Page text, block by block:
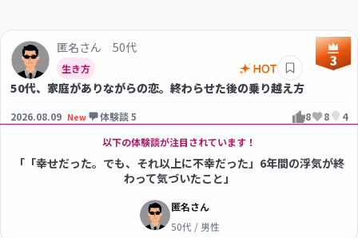
3
生き方
匿名さん 50代
50代、家庭がありながらの恋。終わらせた後の乗り越え方
2026.08.09 New 体験談 5 8 8
4
以下の体験談が注目されています！
「「幸せだった。でも、それ以上に不幸だった」6年間の浮気が終
わって気づいたこと」
匿名さん
50代 / 男性